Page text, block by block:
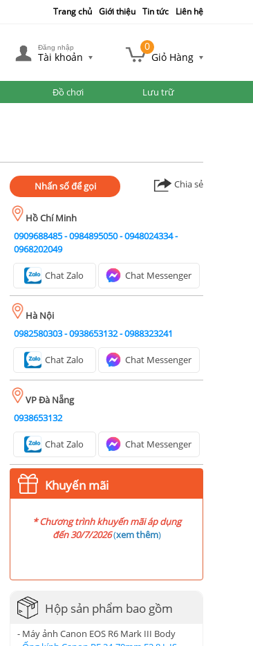
Trang chủ Giới thiệu Tin tức Liên hệ
Đăng nhập
Tài khoản
0
Giỏ Hàng
Đồ chơi Lưu trữ
Nhấn số để gọi Chia sẻ
Hồ Chí Minh
0909688485-0984895050-0948024334-
0968202049
Chat Zalo Chat Messenger
Hà Nội
0982580303-0938653132-0988323241
Chat Zalo Chat Messenger
VP Đà Nẵng
0938653132
Chat Zalo Chat Messenger
Khuyến mãi
* Chương trình khuyến mãi áp dụng
đến 30/7/2026(xem thêm)
Hộp sản phẩm bao gồm
- Máy ảnh Canon EOS R6 Mark III Body